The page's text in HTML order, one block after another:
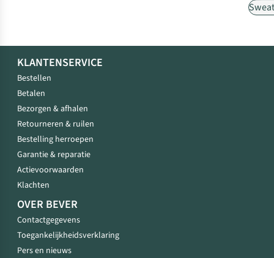
KLANTENSERVICE
Bestellen
Betalen
Bezorgen & afhalen
Retourneren & ruilen
Bestelling herroepen
Garantie & reparatie
Actievoorwaarden
Klachten
OVER BEVER
Contactgegevens
Toegankelijkheidsverklaring
Pers en nieuws